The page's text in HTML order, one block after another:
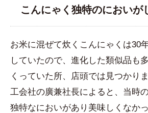
こんにゃく独特のにおいが
お米に混ぜて炊くこんにゃくは30
していたので、進化した類似品も
くっていた所、店頭では見つかり
工会社の廣兼社長によると、当時
独特なにおいがあり美味しくなか